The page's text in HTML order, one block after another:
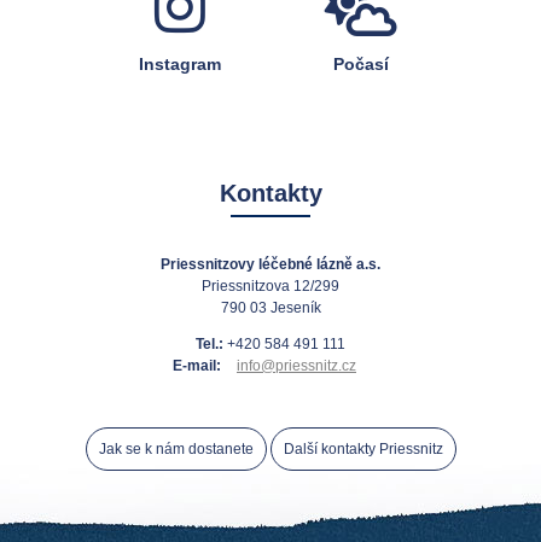
Instagram Počasí
Kontakty
Priessnitzovy léčebné lázně a.s.
Priessnitzova 12/299
790 03 Jeseník
Tel.: +420 584 491 111
E-mail:
info@priessnitz.cz
Jak se k nám dostanete Další kontakty Priessnitz